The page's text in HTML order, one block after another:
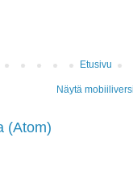
Etusivu
Näytä
(Atom)